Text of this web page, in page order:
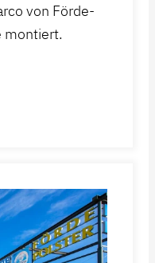
von Förde-
montiert.